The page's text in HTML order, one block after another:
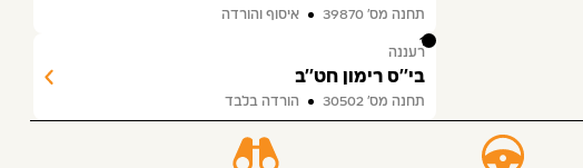
תחנה מס׳ 39870
איסוף והורדה
11
רעננה
בי''ס רימון חט''ב
תחנה מס׳ 30502 הורדה בלבד